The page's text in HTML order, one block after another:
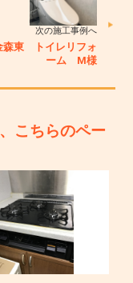
次の施工事例へ
森東 トイレリフォ
ーム M様
こちらのペー